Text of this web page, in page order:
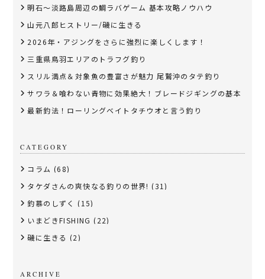
明石～淡路島周辺の鯛ラバゲーム 基本攻略ノウハウ
山元八郎ヒストリー/磯に生きる
2026年・アジングをさらに強烈に楽しくします！
三重県鳥羽エリアのトラフグ釣り
スリル満点＆対象魚の豊富さが魅力 尾鷲沖のタテ釣り
サワラ＆喰わない青物に効果絶大！ブレードジギングの基本
最新釣法！ローリングベイトタチウオと言う釣り
CATEGORY
コラム (68)
タケダさんの爽快なる釣りの世界! (31)
釣慕のしずく (15)
いまどきFISHING (22)
磯に生きる (2)
ARCHIVE